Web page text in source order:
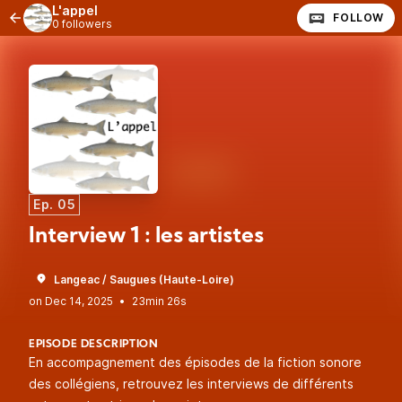
L'appel
0 followers FOLLOW
Ep. 05
Interview 1 : les artistes
Langeac / Saugues (Haute-Loire)
•
23min 26s
EPISODE DESCRIPTION
En accompagnement des épisodes de la fiction sonore
des collégiens, retrouvez les interviews de différents